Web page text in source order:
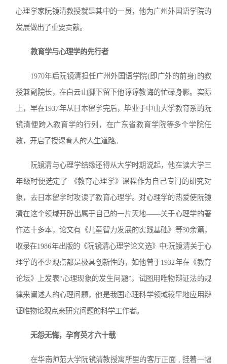
心理学家阮镜清教授就是其中的一员，他为广州外国语学院的
发展做出了重要贡献。
教育学与心理学的先行者
1970年后阮镜清担任广州外国语学院(即广外的前身)的教
授兼副院长，在白云山脚下留下他谆谆教诲的忙碌身影。实际
上，早在1937年从日本留学完后，毕业于中山大学教育系的阮
镜清便跨入教育学的行列，在广东省教育学院等多个学院任
教，开启了授课育人的人生道路。
阮镜清与心理学结缘还得从大学时期说起，他在读大学三
年级时便选定了 《教育心理学》课程作为自己专门的研究对
象，去日本留学时攻读了教育心理学。对心理学的热爱使阮镜
清在这个领域开辟出属于自己的一片天地——关于心理学的著
作达十多本，论文有《儿童智力发展的实践基础》等30余篇，
收录在1986年出版的《阮镜清心理学论文选》中;阮镜清关于心
理学的不少观点都是极具创新性的，如他曾于1932年在《教育
论坛》上发表“心理现象的发生问题”，试图用唯物辩证法的规
律来阐述人的心理问题，他是我国心理科学领域较早地应用辩
证唯物论观点来研究问题的科学工作者。
无怨无悔，孕育英才六十载
在华南师范大学阮镜清教授寓所里的客厅正面 , 挂着一幅